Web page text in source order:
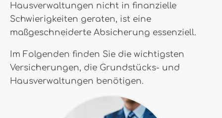
Hausverwaltungen nicht in finanzielle
Schwierigkeiten geraten, ist eine
maßgeschneiderte Absicherung essenziell.
Im Folgenden finden Sie die wichtigsten
Versicherungen, die Grundstücks- und
Hausverwaltungen benötigen.